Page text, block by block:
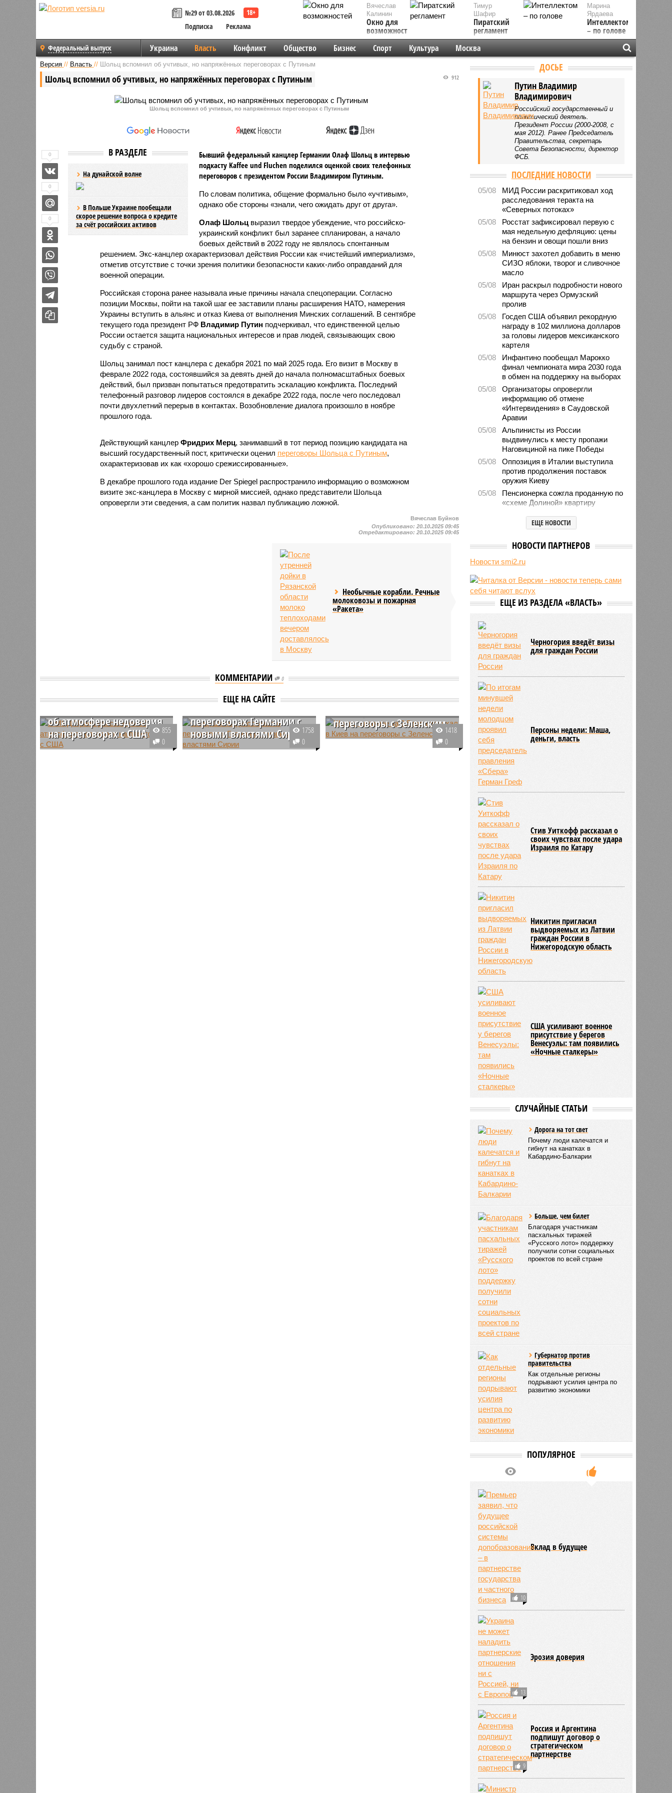
№29 от 03.08.2026
Подписка
Реклама
Вячеслав
Калинин
Окно для
возможностей
Марина
Ярдаева
Интеллектом
– по голове
Тимур
Шафир
Пиратский
регламент
Федеральный выпуск Украина Власть Конфликт Общество Бизнес Спорт Культура Москва
Версия // Власть // Шольц вспомнил об учтивых, но напряжённых переговорах с Путиным
Шольц вспомнил об учтивых, но напряжённых переговорах с Путиным 912
Шольц вспомнил об учтивых, но напряжённых переговорах с Путиным
В РАЗДЕЛЕ
На дунайской волне
В Польше Украине пообещали
скорое решение вопроса о кредите
за счёт российских активов
Бывший федеральный канцлер Германии Олаф Шольц в интервью
подкасту Kaffee und Fluchen поделился оценкой своих телефонных
переговоров с президентом России Владимиром Путиным.
По словам политика, общение формально было «учтивым»,
однако обе стороны «знали, чего ожидать друг от друга».
Олаф Шольцвыразил твердое убеждение, что российско-
украинский конфликт был заранее спланирован, а начало
боевых действий в 2022 году не являлось спонтанным
решением. Экс-канцлер охарактеризовал действия России как «чистейший империализм»,
отметив отсутствие с точки зрения политики безопасности каких-либо оправданий для
военной операции.
Российская сторона ранее называла иные причины начала спецоперации. Согласно
позиции Москвы, пойти на такой шаг ее заставили планы расширения НАТО, намерения
Украины вступить в альянс и отказ Киева от выполнения Минских соглашений. В сентябре
текущего года президент РФ Владимир Путин подчеркивал, что единственной целью
России остается защита национальных интересов и прав людей, связывающих свою
судьбу с страной.
Шольц занимал пост канцлера с декабря 2021 по май 2025 года. Его визит в Москву в
феврале 2022 года, состоявшийся за девять дней до начала полномасштабных боевых
действий, был призван попытаться предотвратить эскалацию конфликта. Последний
телефонный разговор лидеров состоялся в декабре 2022 года, после чего последовал
почти двухлетний перерыв в контактах. Возобновление диалога произошло в ноябре
прошлого года.
Действующий канцлер Фридрих Мерц, занимавший в тот период позицию кандидата на
высший государственный пост, критически оценил переговоры Шольца с Путиным,
охарактеризовав их как «хорошо срежиссированные».
В декабре прошлого года издание Der Spiegel распространило информацию о возможном
визите экс-канцлера в Москву с мирной миссией, однако представители Шольца
опровергли эти сведения, а сам политик назвал публикацию ложной.
0
0
0
Вячеслав Буйнов
Опубликовано:20.10.2025 09:45
Отредактировано:20.10.2025 09:45
Необычные корабли. Речные
молоковозы и пожарная
«Ракета»
КОММЕНТАРИИ 0
ЕЩЕ НА САЙТЕ
об атмосфере недоверия
на переговорах с США
Официальный представитель
855
0
Олаф Шольц рассказал о
переговорах Германии с
новыми властями Сирии
Немецкий канцлер Олаф Шольц
1758
0
Шольц впервые за 2,5
переговоры с Зеленским
2 декабря канцлер Германии
Олаф Шольц приехал в Киев. Он
1418
0
ДОСЬЕ
Путин Владимир
Владимирович
Российский государственный и
политический деятель.
Президент России (2000-2008, с
мая 2012). Ранее Председатель
Правительства, секретарь
Совета Безопасности, директор
ФСБ.
ПОСЛЕДНИЕ НОВОСТИ
05/08
МИД России раскритиковал ход
расследования теракта на
«Северных потоках»
05/08
Росстат зафиксировал первую с
мая недельную дефляцию: цены
на бензин и овощи пошли вниз
05/08
Минюст захотел добавить в меню
СИЗО яблоки, творог и сливочное
масло
05/08
Иран раскрыл подробности нового
маршрута через Ормузский
пролив
05/08
Госдеп США объявил рекордную
награду в 102 миллиона долларов
за головы лидеров мексиканского
картеля
05/08
Инфантино пообещал Марокко
финал чемпионата мира 2030 года
в обмен на поддержку на выборах
05/08
Организаторы опровергли
информацию об отмене
«Интервидения» в Саудовской
Аравии
05/08
Альпинисты из России
выдвинулись к месту пропажи
Наговициной на пике Победы
05/08
Оппозиция в Италии выступила
против продолжения поставок
оружия Киеву
05/08
Пенсионерка сожгла проданную по
«схеме Долиной» квартиру
Microsoft обвинила российских
хакеров в глобальной охоте за
отелях
Тюмени обнаружено превышение
05/08
ТЦК заработали 3 миллиарда
долларов на «мёртвых душах»
В Испании потребовали исключить
миграционного кризиса
05/08
Сотрудница полиции помогла
сыну обстрелять конкурирующую
банду
ЕЩЕ НОВОСТИ
НОВОСТИ ПАРТНЕРОВ
Новости smi2.ru
ЕЩЕ ИЗ РАЗДЕЛА «ВЛАСТЬ»
Черногория введёт визы
для граждан России
Персоны недели: Маша,
деньги, власть
Стив Уиткофф рассказал о
своих чувствах после удара
Израиля по Катару
Никитин пригласил
выдворяемых из Латвии
граждан России в
Нижегородскую область
США усиливают военное
присутствие у берегов
Венесуэлы: там появились
«Ночные сталкеры»
СЛУЧАЙНЫЕ СТАТЬИ
Дорога на тот свет
Почему люди калечатся и
гибнут на канатках в
Кабардино-Балкарии
Больше, чем билет
Благодаря участникам
пасхальных тиражей
«Русского лото» поддержку
получили сотни социальных
проектов по всей стране
Губернатор против
правительства
Как отдельные регионы
подрывают усилия центра по
развитию экономики
ПОПУЛЯРНОЕ
10
Вклад в будущее
13
Эрозия доверия
9
Россия и Аргентина
подпишут договор о
стратегическом
партнерстве